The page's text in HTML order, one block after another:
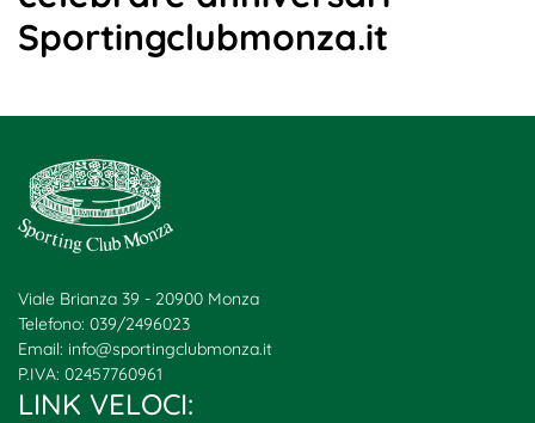
Sportingclubmonza.it
Viale Brianza 39 - 20900 Monza
Telefono: 039/2496023
Email: info@sportingclubmonza.it
P.IVA: 02457760961
LINK VELOCI: